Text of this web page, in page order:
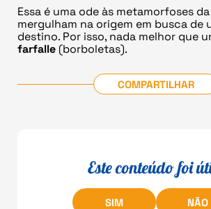
Essa é uma ode às metamorfoses
mergulham na origem em busca de
destino. Por isso, nada melhor que
farfalle (borboletas).
COMPARTILHAR
Este conteúdo foi
SIM NÃO